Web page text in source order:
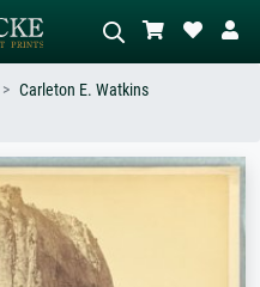
Beschreiben Sie die Szene – z.B. Grüne
Wiese, Abstrakt mit viel Rot, Dunkles
Ölgemälde, Stehender Akt neben einem
Carleton E. Watkins